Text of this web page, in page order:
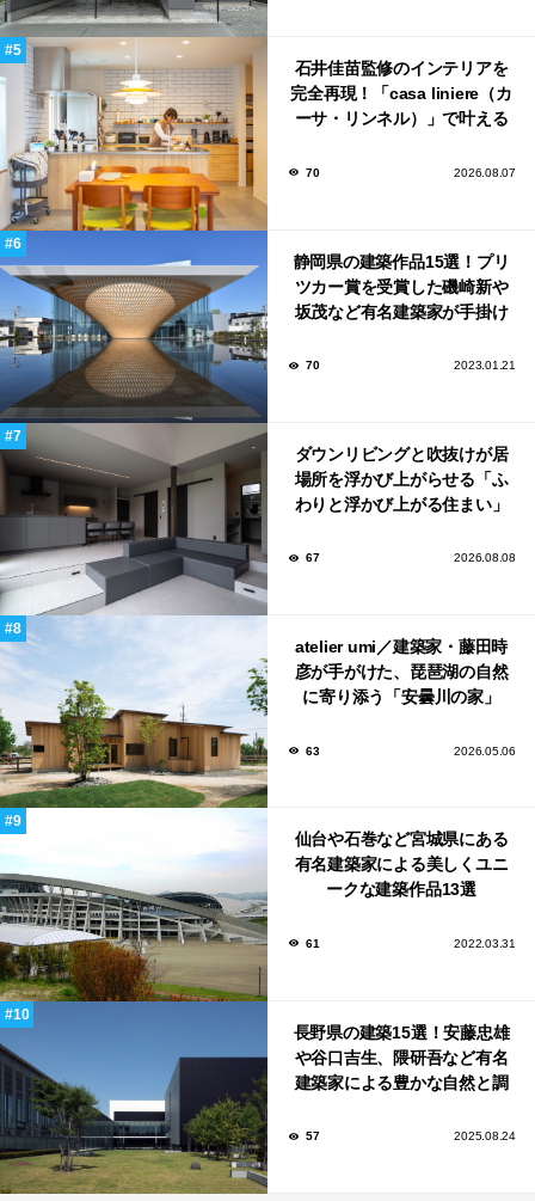
石井佳苗監修のインテリアを
完全再現！「casa liniere（カ
ーサ・リンネル）」で叶える
70 2026.08.07
静岡県の建築作品15選！プリ
ツカー賞を受賞した磯崎新や
坂茂など有名建築家が手掛け
70 2023.01.21
ダウンリビングと吹抜けが居
場所を浮かび上がらせる「ふ
わりと浮かび上がる住まい」
67 2026.08.08
atelier umi／建築家・藤田時
彦が手がけた、琵琶湖の自然
に寄り添う「安曇川の家」
63 2026.05.06
仙台や石巻など宮城県にある
有名建築家による美しくユニ
ークな建築作品13選
61 2022.03.31
長野県の建築15選！安藤忠雄
や谷口吉生、隈研吾など有名
建築家による豊かな自然と調
57 2025.08.24